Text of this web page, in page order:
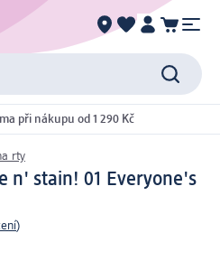
při nákupu od 1 290 Kč
rty
n' stain! 01 Everyone's
)